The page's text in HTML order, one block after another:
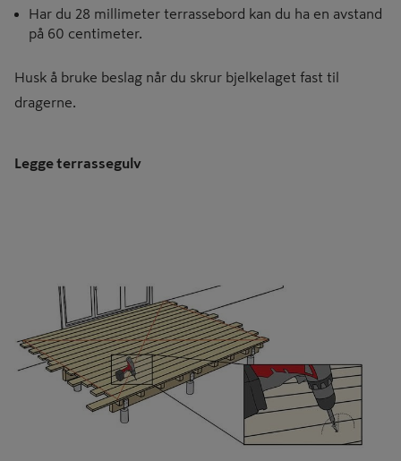
Har du 28 millimeter terrassebord kan du ha en avstand
på 60 centimeter.
Husk å bruke beslag når du skrur bjelkelaget fast til
dragerne.
Legge terrassegulv